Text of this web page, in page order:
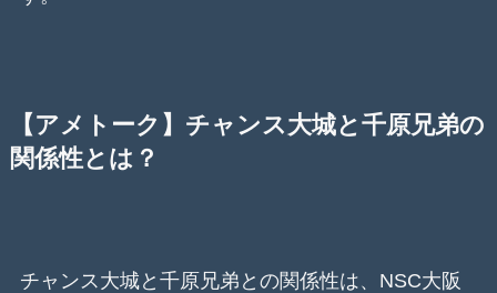
【アメトーク】チャンス大城と千原兄弟の
関係性とは？
チャンス大城と千原兄弟との関係性は、NSC大阪